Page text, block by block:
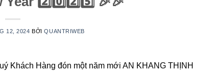
12, 2024 BỞIQUANTRIWEB
Khách Hàng đón một năm mới AN KHANG THỊNH